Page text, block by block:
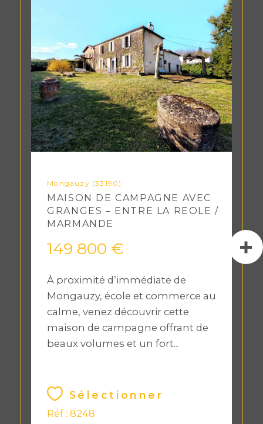
Mongauzy (33190)
MAISON DE CAMPAGNE AVEC
GRANGES – ENTRE LA REOLE /
MARMANDE
149 800 €
À proximité d’immédiate de
Mongauzy, école et commerce au
calme, venez découvrir cette
maison de campagne offrant de
beaux volumes et un fort...
Sélectionner
Réf : 8248